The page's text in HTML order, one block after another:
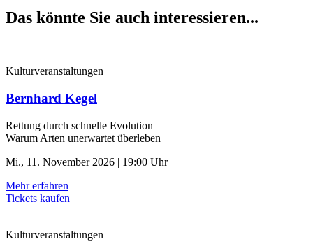
Das könnte Sie auch interessieren...
Kulturveranstaltungen
Bernhard Kegel
Rettung durch schnelle ­Evolution
Warum Arten unerwartet überleben
Mi., 11. November 2026 | 19:00 Uhr
Mehr erfahren
Tickets kaufen
Kulturveranstaltungen